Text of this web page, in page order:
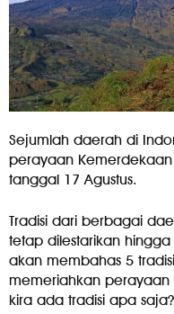
Sejumlah daerah di
perayaan
tanggal 17 Agustus.
Tradisi dari berbagai
tetap dilestarikan
akan membahas 5
memeriahkan
kira ada tradisi apa